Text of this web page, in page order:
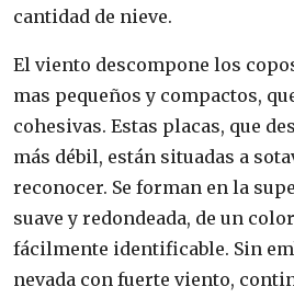
cantidad de nieve.
El viento descompone los
mas pequeños y compactos,
cohesivas. Estas placas, que
más débil, están situadas a
reconocer. Se forman en la
suave y redondeada, de un
fácilmente identificable. Sin
nevada con fuerte viento,